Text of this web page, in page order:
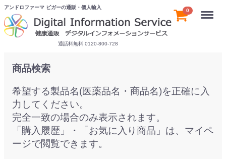
アンドロファーマ ビガーの通販・個人輸入
通話料無料 0120-800-728
0 Menu
商品検索
希望する製品名(医薬品名・商品名)を正確に入
力してください。
完全一致の場合のみ表示されます。
「購入履歴」・「お気に入り商品」は、マイペ
ージで閲覧できます。